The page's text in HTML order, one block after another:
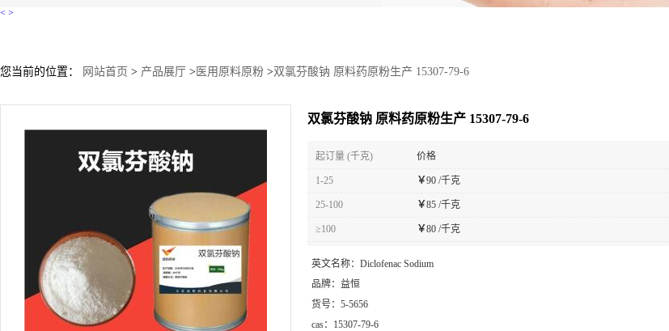
< >
您当前的位置： 网站首页 > 产品展厅 > 医用原料原粉 >双氯芬酸钠 原料药原粉生产 15307-79-6
双氯芬酸钠 原料药原粉生产 15307-79-6
起订量 (千克) 价格
1-25 ￥90 /千克
25-100 ￥85 /千克
≥100 ￥80 /千克
英文名称： Diclofenac Sodium
品牌： 益恒
货号： 5-5656
cas： 15307-79-6